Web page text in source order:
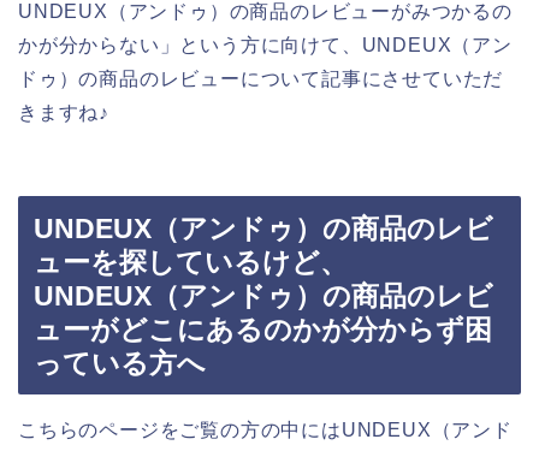
UNDEUX（アンドゥ）の商品のレビューがみつかるの
かが分からない」という方に向けて、UNDEUX（アン
ドゥ）の商品のレビューについて記事にさせていただ
きますね♪
UNDEUX（アンドゥ）の商品のレビ
ューを探しているけど、
UNDEUX（アンドゥ）の商品のレビ
ューがどこにあるのかが分からず困
っている方へ
こちらのページをご覧の方の中にはUNDEUX（アンド